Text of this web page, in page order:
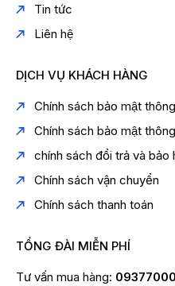
Tin tức
Liên hệ
DỊCH VỤ KHÁCH HÀNG
Chính sách bảo mật
Chính sách bảo mật
chính sách đổi trả và bảo
Chính sách vận chuyển
Chính sách thanh toán
TỔNG ĐÀI MIỄN PHÍ
Tư vấn mua hàng: